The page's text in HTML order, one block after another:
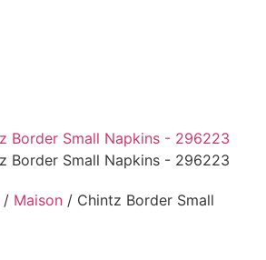
/ Maison / Chintz Border Small